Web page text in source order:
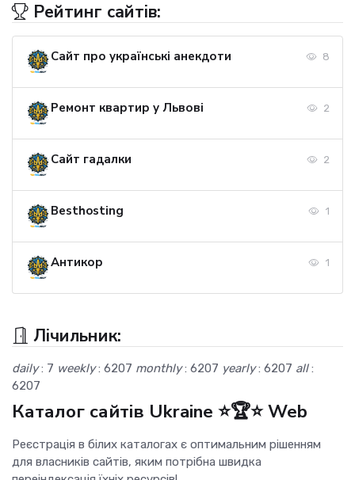
Рейтинг сайтів:
Сайт про українські анекдоти 8
Ремонт квартир у Львові 2
Сайт гадалки 2
Besthosting 1
Антикор 1
Лічильник:
daily: 7 weekly: 6207 monthly: 6207 yearly: 6207 all:
6207
Каталог сайтів Ukraine ⭐🏆⭐ Web
Реєстрація в білих каталогах є оптимальним рішенням
для власників сайтів, яким потрібна швидка